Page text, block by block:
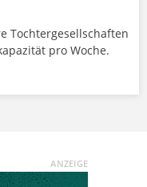
Tochtergesellschaften
pro Woche.
ANZEIGE